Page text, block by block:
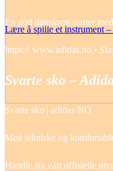
Lære å spille et instrument
En god dagsform starter
https:// www.adidas.no ›
Svarte sko –
Svarte sko | adidas NO
Med tekniske og
Handle fra vårt offisielle